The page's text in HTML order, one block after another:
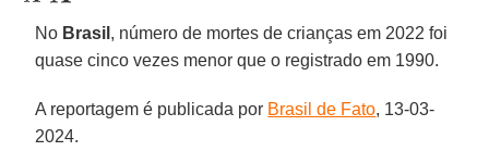
No Brasil , número de mortes de crianças em 2022 foi
quase cinco vezes menor que o registrado em 1990.
A reportagem é publicada por Brasil de Fato, 13-03-
2024.